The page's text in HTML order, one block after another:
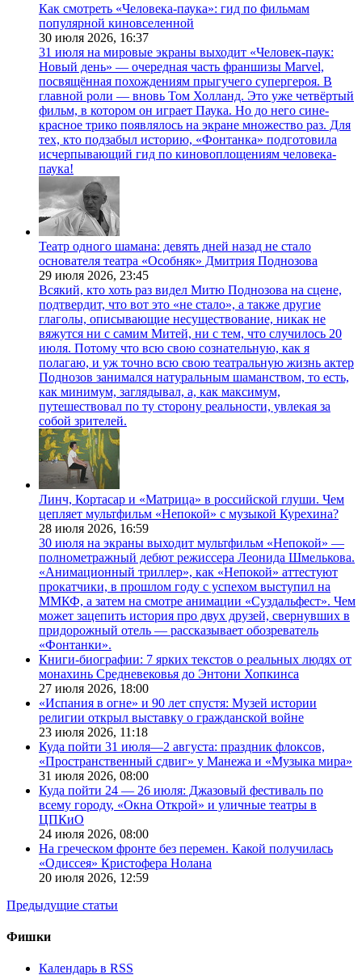
Как смотреть «Человека-паука»: гид по фильмам
популярной киновселенной
30 июля 2026, 16:37
31 июля на мировые экраны выходит «Человек-паук:
Новый день» — очередная часть франшизы Marvel,
посвящённая похождениям прыгучего супергероя. В
главной роли — вновь Том Холланд. Это уже четвёртый
фильм, в котором он играет Паука. Но до него сине-
красное трико появлялось на экране множество раз. Для
тех, кто подзабыл историю, «Фонтанка» подготовила
исчерпывающий гид по киновоплощениям человека-
паука!
Театр одного шамана: девять дней назад не стало
основателя театра «Особняк» Дмитрия Поднозова
29 июля 2026, 23:45
Всякий, кто хоть раз видел Митю Поднозова на сцене,
подтвердит, что вот это «не стало», а также другие
глаголы, описывающие несуществование, никак не
вяжутся ни с самим Митей, ни с тем, что случилось 20
июля. Потому что всю свою сознательную, как я
полагаю, и уж точно всю свою театральную жизнь актер
Поднозов занимался натуральным шаманством, то есть,
как минимум, заглядывал, а, как максимум,
путешествовал по ту сторону реальности, увлекая за
собой зрителей.
Линч, Кортасар и «Матрица» в российской глуши. Чем
цепляет мультфильм «Непокой» с музыкой Курехина?
28 июля 2026, 16:59
30 июля на экраны выходит мультфильм «Непокой» —
полнометражный дебют режиссера Леонида Шмелькова.
«Анимационный триллер», как «Непокой» аттестуют
прокатчики, в прошлом году с успехом выступил на
ММКФ, а затем на смотре анимации «Суздальфест». Чем
может зацепить история про двух друзей, свернувших в
придорожный отель — рассказывает обозреватель
«Фонтанки».
Книги-биографии: 7 ярких текстов о реальных людях от
монахинь Средневековья до Энтони Хопкинса
27 июля 2026, 18:00
«Испания в огне» и 90 лет спустя: Музей истории
религии открыл выставку о гражданской войне
23 июля 2026, 11:18
Куда пойти 31 июля—2 августа: праздник флоксов,
«Пространственный сдвиг» у Манежа и «Музыка мира»
31 июля 2026, 08:00
Куда пойти 24 — 26 июля: Джазовый фестиваль по
всему городу, «Окна Открой» и уличные театры в
ЦПКиО
24 июля 2026, 08:00
На греческом фронте без перемен. Какой получилась
«Одиссея» Кристофера Нолана
20 июля 2026, 12:59
Предыдущие статьи
Фишки
Календарь в RSS